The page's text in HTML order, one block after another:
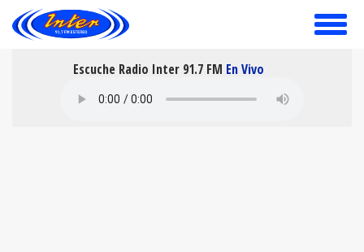
toggle
Escuche Radio Inter 91.7 FM En Vivo